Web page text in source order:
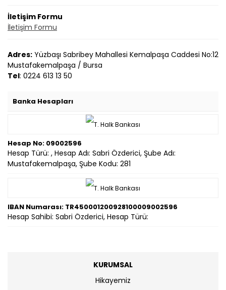
İletişim Formu
İletişim Formu
Adres: Yüzbaşı Sabribey Mahallesi Kemalpaşa Caddesi No:12
Mustafakemalpaşa / Bursa
Tel: 0224 613 13 50
Banka Hesapları
Hesap No: 09002596
Hesap Türü: , Hesap Adı: Sabri Özderici, Şube Adı:
Mustafakemalpaşa, Şube Kodu: 281
IBAN Numarası: TR450001200928100009002596
Hesap Sahibi: Sabri Özderici, Hesap Türü:
KURUMSAL
Hikayemiz